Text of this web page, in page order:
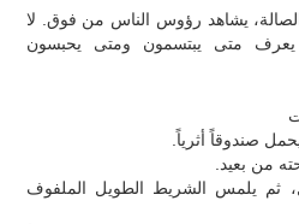
يشاهد رؤوس الناس من فوق. لا
متى يبتسمون ومتى يحبسون
صندوقاً أثرياً.
من بعيد.
ثم يلمس الشريط الطويل الملفوف